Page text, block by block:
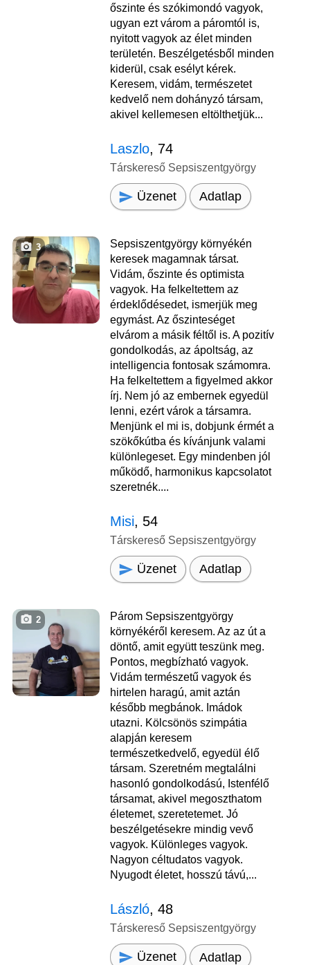
őszinte és szókimondó vagyok,
ugyan ezt várom a páromtól is,
nyitott vagyok az élet minden
területén. Beszélgetésből minden
kiderül, csak esélyt kérek.
Keresem, vidám, természetet
kedvelő nem dohányzó társam,
akivel kellemesen eltölthetjük...
Laszlo, 74
Társkereső Sepsiszentgyörgy
Üzenet Adatlap
3
Sepsiszentgyörgy környékén
keresek magamnak társat.
Vidám, őszinte és optimista
vagyok. Ha felkeltettem az
érdeklődésedet, ismerjük meg
egymást. Az őszinteséget
elvárom a másik féltől is. A pozitív
gondolkodás, az ápoltság, az
intelligencia fontosak számomra.
Ha felkeltettem a figyelmed akkor
írj. Nem jó az embernek egyedül
lenni, ezért várok a társamra.
Menjünk el mi is, dobjunk érmét a
szökőkútba és kívánjunk valami
különlegeset. Egy mindenben jól
működő, harmonikus kapcsolatot
szeretnék....
Misi, 54
Társkereső Sepsiszentgyörgy
Üzenet Adatlap
2
Párom Sepsiszentgyörgy
környékéről keresem. Az az út a
döntő, amit együtt teszünk meg.
Pontos, megbízható vagyok.
Vidám természetű vagyok és
hirtelen haragú, amit aztán
később megbánok. Imádok
utazni. Kölcsönös szimpátia
alapján keresem
természetkedvelő, egyedül élő
társam. Szeretném megtalálni
hasonló gondolkodású, Istenfélő
társamat, akivel megoszthatom
életemet, szeretetemet. Jó
beszélgetésekre mindig vevő
vagyok. Különleges vagyok.
Nagyon céltudatos vagyok.
Nyugodt életet, hosszú távú,...
László, 48
Társkereső Sepsiszentgyörgy
Üzenet Adatlap